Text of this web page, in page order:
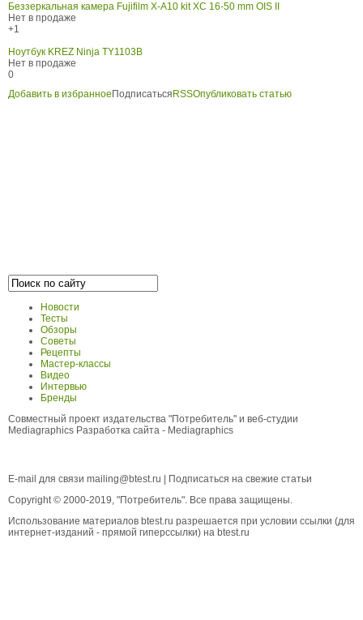
Беззеркальная камера Fujifilm X-A10 kit XC 16-50 mm OIS II
Нет в продаже
+1
Ноутбук KREZ Ninja TY1103B
Нет в продаже
0
Добавить в избранное Подписаться RSSОпубликовать статью
Новости
Тесты
Обзоры
Советы
Рецепты
Мастер-классы
Видео
Интервью
Бренды
Совместный проект издательства "Потребитель" и веб-студии
Mediagraphics Разработка сайта - Mediagraphics
E-mail для связи mailing@btest.ru
Подписаться на свежие статьи
Copyright © 2000-2019, "Потребитель". Все права защищены.
Использование материалов btest.ru разрешается при условии ссылки (для
интернет-изданий - прямой гиперссылки) на btest.ru